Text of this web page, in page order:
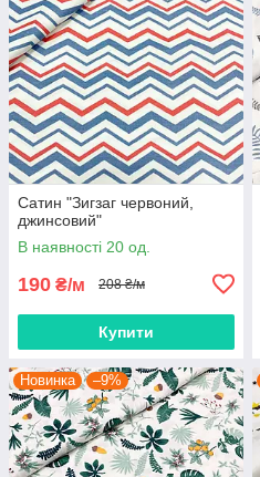
Сатин "Зигзаг червоний,
джинсовий"
В наявності 20 од.
190 ₴/м 208 ₴/м
Купити
Новинка –9%